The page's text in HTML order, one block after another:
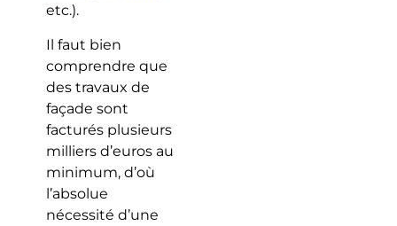
etc.).
Il faut bien
comprendre que
des travaux de
façade sont
facturés plusieurs
milliers d’euros au
minimum, d’où
l’absolue
nécessité d’une